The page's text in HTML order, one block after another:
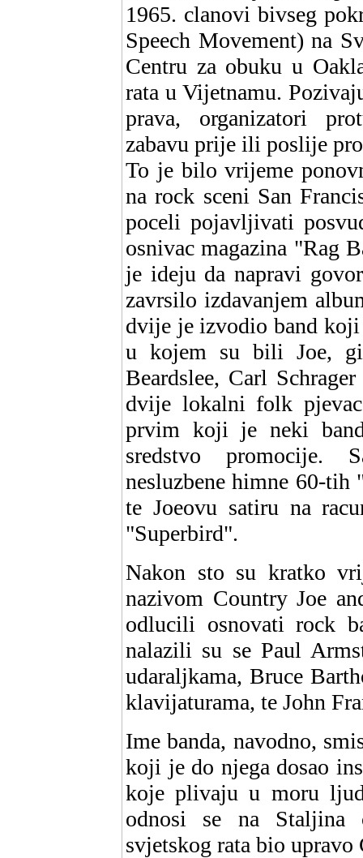
1965. clanovi bivseg
Speech Movement) na
Centru za obuku u
rata u Vijetnamu.
prava, organizatori
zabavu prije ili poslije
To je bilo vrijeme
na rock sceni San
poceli pojavljivati
osnivac magazina "Rag
je ideju da napravi
zavrsilo izdavanjem
dvije je izvodio band koji
u kojem su bili Joe,
Beardslee, Carl
dvije lokalni folk
prvim koji je neki
sredstvo promocije.
nesluzbene himne 60-
te Joeovu satiru na
"Superbird".
Nakon sto su kratko
nazivom Country Joe
odlucili osnovati rock
nalazili su se Paul
udaraljkama, Bruce
klavijaturama, te John
Ime banda, navodno,
koji je do njega dosao
koje plivaju u moru
odnosi se na
svjetskog rata bio upravo